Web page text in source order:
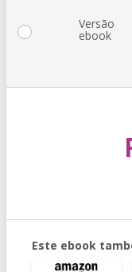
Versão
ebook
Este ebook